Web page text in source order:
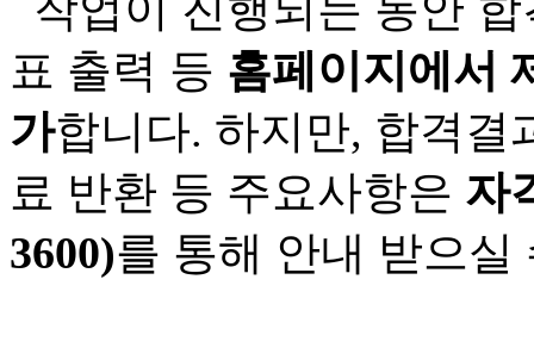
표 출력 등 홈페이지에서
가합니다. 하지만, 합격결
료 반환 등 주요사항은 자
3600)를 통해 안내 받으실